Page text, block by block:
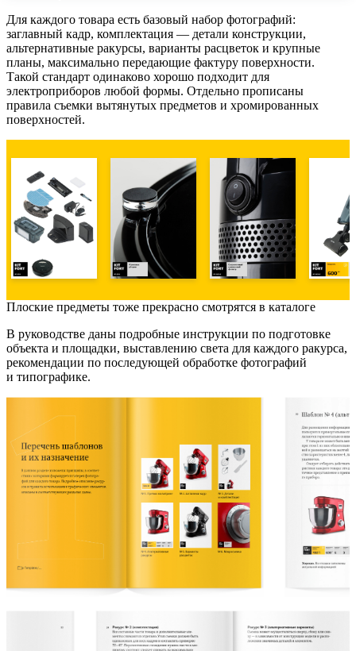
Для каждого товара есть базовый набор фотографий:
заглавный кадр, комплектация — детали конструкции,
альтернативные ракурсы, варианты расцветок и крупные
планы, максимально передающие фактуру поверхности.
Такой стандарт одинаково хорошо подходит для
электроприборов любой формы. Отдельно прописаны
правила съемки вытянутых предметов и хромированных
поверхностей.
Плоские предметы тоже прекрасно смотрятся в каталоге
В руководстве даны подробные инструкции по подготовке
объекта и площадки, выставлению света для каждого ракурса,
рекомендации по последующей обработке фотографий
и типографике.